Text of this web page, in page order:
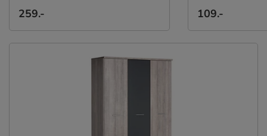
Emailadres
info@beterbed.nl
259.- 109.-